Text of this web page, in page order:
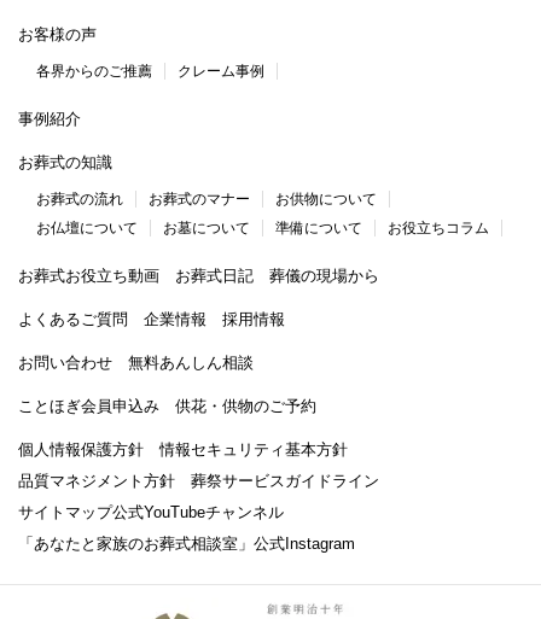
お客様の声
各界からのご推薦 クレーム事例
事例紹介
お葬式の知識
お葬式の流れ お葬式のマナー
お供物について
お仏壇について
お墓について 準備について お役立ちコラム
お葬式お役立ち動画 お葬式日記 葬儀の現場から
よくあるご質問 企業情報 採用情報
お問い合わせ 無料あんしん相談
ことほぎ会員申込み 供花・供物のご予約
個人情報保護方針
情報セキュリティ基本方針
品質マネジメント方針
葬祭サービスガイドライン
サイトマップ公式YouTubeチャンネル
「あなたと家族のお葬式相談室」 公式Instagram